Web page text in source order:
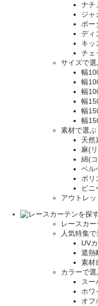
ナチ
ジャ
ボー
ディ
キッ
チェ
サイズで選
幅
幅
幅
幅
幅
幅
素材で選ぶ
天然
麻(
綿(
ベル
ポリ
ビニ
アウトレッ
レースカ
人気特集
UV
遮熱
素材
カラーで選
スー
ホワ
オフ